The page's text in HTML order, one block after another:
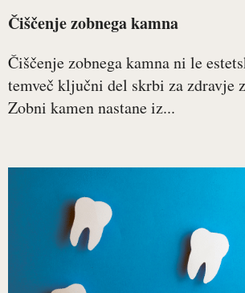
Čiščenje zobnega kamna
Čiščenje zobnega kamna ni le
temveč ključni del skrbi za zdravje
Zobni kamen nastane iz...